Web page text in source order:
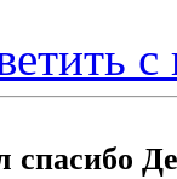
с
cпасибо